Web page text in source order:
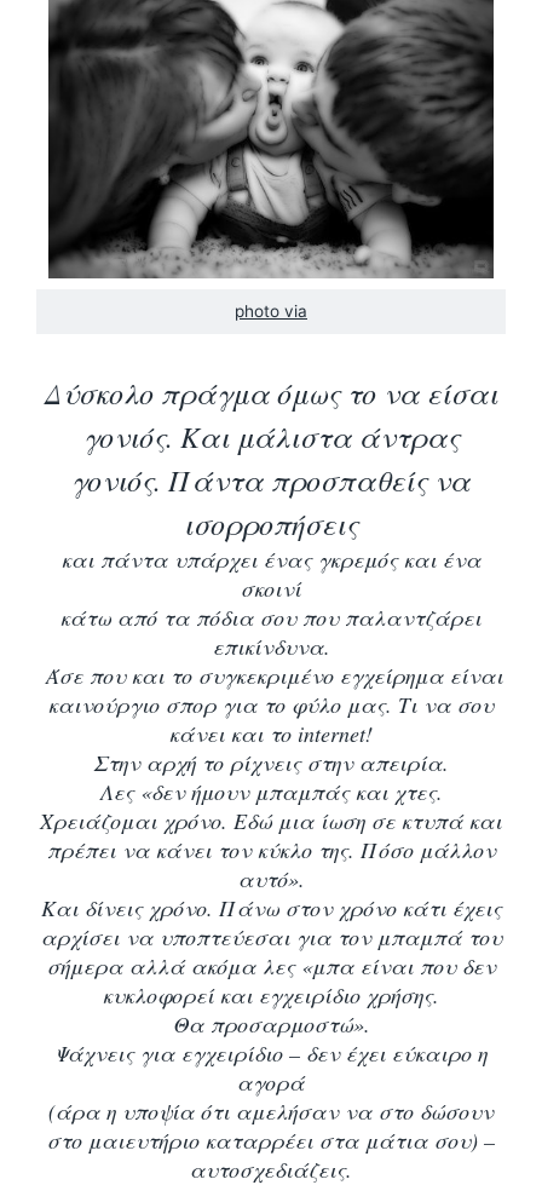
photo via
Δύσκολο πράγμα όμως το να είσαι
γονιός. Και μάλιστα άντρας
γονιός. Πάντα προσπαθείς να
ισορροπήσεις
και πάντα υπάρχει ένας γκρεμός και ένα
σκοινί
κάτω από τα πόδια σου που παλαντζάρει
επικίνδυνα.
Άσε που και το συγκεκριμένο εγχείρημα είναι
καινούργιο σπορ για το φύλο μας. Τι να σου
κάνει και το internet!
Στην αρχή το ρίχνεις στην απειρία.
Λες «δεν ήμουν μπαμπάς και χτες.
Χρειάζομαι χρόνο. Εδώ μια ίωση σε κτυπά και
πρέπει να κάνει τον κύκλο της. Πόσο μάλλον
αυτό».
Και δίνεις χρόνο. Πάνω στον χρόνο κάτι έχεις
αρχίσει να υποπτεύεσαι για τον μπαμπά του
σήμερα αλλά ακόμα λες «μπα είναι που δεν
κυκλοφορεί και εγχειρίδιο χρήσης.
Θα προσαρμοστώ».
Ψάχνεις για εγχειρίδιο – δεν έχει εύκαιρο η
αγορά
(άρα η υποψία ότι αμελήσαν να στο δώσουν
στο μαιευτήριο καταρρέει στα μάτια σου) –
αυτοσχεδιάζεις.